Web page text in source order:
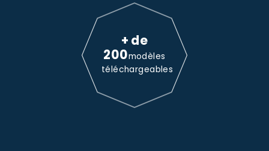
+ de
200modèles
téléchargeables